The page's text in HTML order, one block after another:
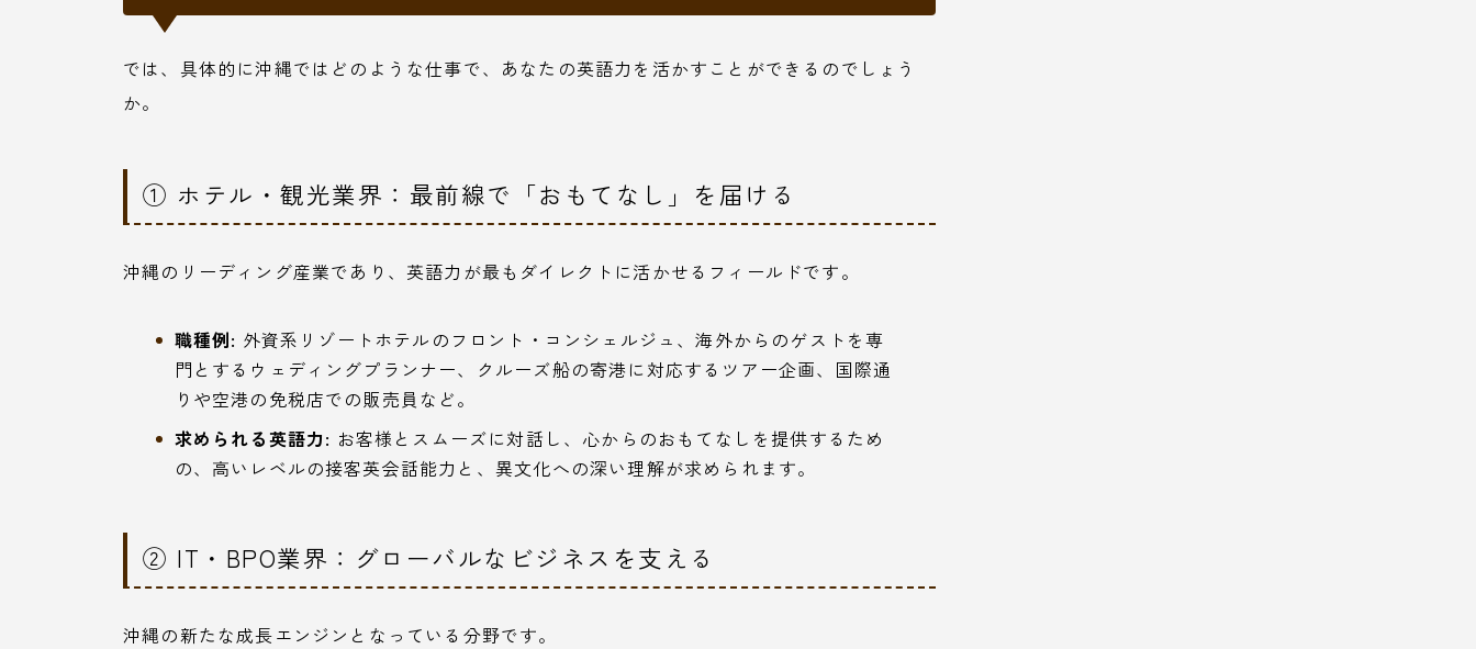
では、具体的に沖縄ではどのような仕事で、あなたの英語力を活かすことができるのでしょう
か。
① ホテル・観光業界：最前線で「おもてなし」を届ける
沖縄のリーディング産業であり、英語力が最もダイレクトに活かせるフィールドです。
職種例: 外資系リゾートホテルのフロント・コンシェルジュ、海外からのゲストを専
門とするウェディングプランナー、クルーズ船の寄港に対応するツアー企画、国際通
りや空港の免税店での販売員など。
求められる英語力: お客様とスムーズに対話し、心からのおもてなしを提供するため
の、高いレベルの接客英会話能力と、異文化への深い理解が求められます。
② IT・BPO業界：グローバルなビジネスを支える
沖縄の新たな成長エンジンとなっている分野です。